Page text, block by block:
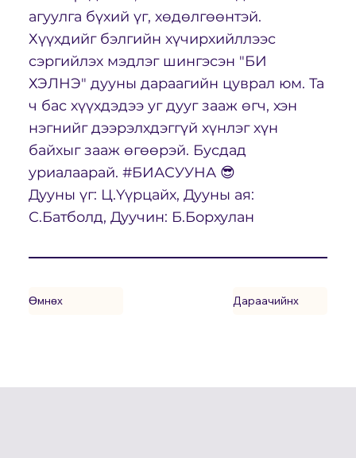
агуулга бүхий үг, хөдөлгөөнтэй.
Хүүхдийг бэлгийн хүчирхийллээс
сэргийлэх мэдлэг шингэсэн "БИ
ХЭЛНЭ" дууны дараагийн цуврал юм. Та
ч бас хүүхдэдээ уг дууг зааж өгч, хэн
нэгнийг дээрэлхдэггүй хүнлэг хүн
байхыг зааж өгөөрэй. Бусдад
уриалаарай. #БИАСУУНА 😎
Дууны үг: Ц.Үүрцайх, Дууны ая:
С.Батболд, Дуучин: Б.Борхулан
Дараачийнх
Өмнөх